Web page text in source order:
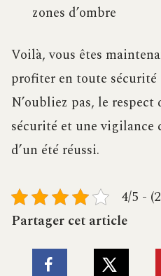
zones d’ombre
Voilà, vous êtes
profiter en toute sécurité
N’oubliez pas, le respect
sécurité et une vigilance
d’un été réussi.
4/5 -
Partager cet article